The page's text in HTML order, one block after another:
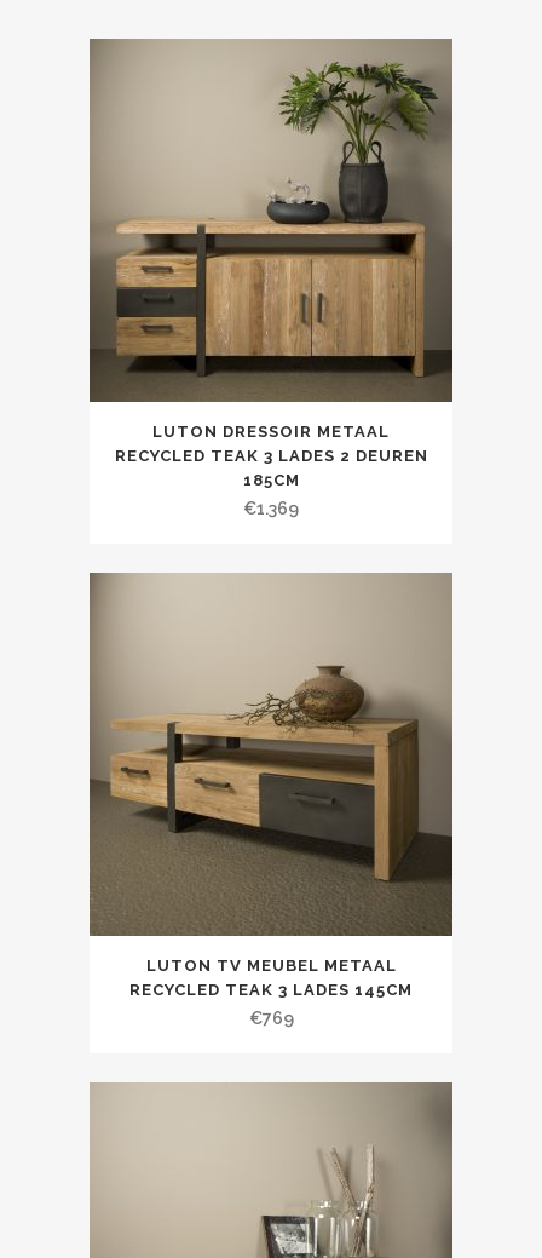
LUTON DRESSOIR METAAL
RECYCLED TEAK 3 LADES 2 DEUREN
185CM
€1.369
LUTON TV MEUBEL METAAL
RECYCLED TEAK 3 LADES 145CM
€769